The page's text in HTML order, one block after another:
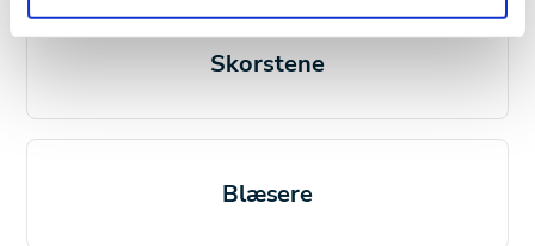
Skorstene
Blæsere